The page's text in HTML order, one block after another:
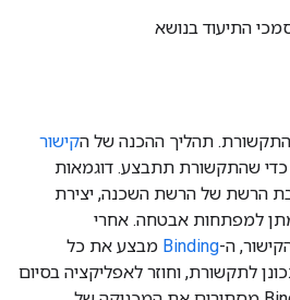
התיעוד בנושא
התקשורת. תהליך ההכנה של הקישור
כדי שהתקשורת תתבצע. דוגמאות
הרשת של הרשת השכנה, יצירת
למפתחות אבטחה. אחרי
ה-Binding מבצע את כל
לתקשורת, וחוזר לאפליקציה בסיום